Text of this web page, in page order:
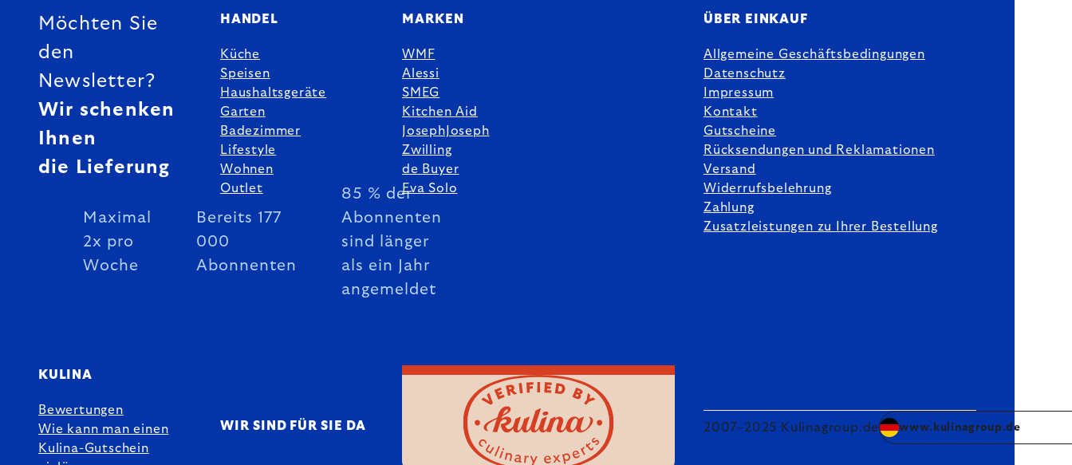
Möchten Sie
den
Newsletter?
Wir schenken
Ihnen
die Lieferung
Maximal
2x pro
Woche
Bereits 177
000
Abonnenten
85 % der
Abonnenten
sind länger
als ein Jahr
angemeldet
HANDEL
Küche
Speisen
Haushaltsgeräte
Garten
Badezimmer
Lifestyle
Wohnen
Outlet
MARKEN
WMF
Alessi
SMEG
Kitchen Aid
JosephJoseph
Zwilling
de Buyer
Eva Solo
ÜBER EINKAUF
Allgemeine Geschäftsbedingungen
Datenschutz
Impressum
Kontakt
Gutscheine
Rücksendungen und Reklamationen
Versand
Widerrufsbelehrung
Zahlung
Zusatzleistungen zu Ihrer Bestellung
KULINA
Bewertungen
Wie kann man einen
Kulina-Gutschein
WIR SIND FÜR SIE DA 2007–2025 Kulinagroup.de www.kulinagroup.de